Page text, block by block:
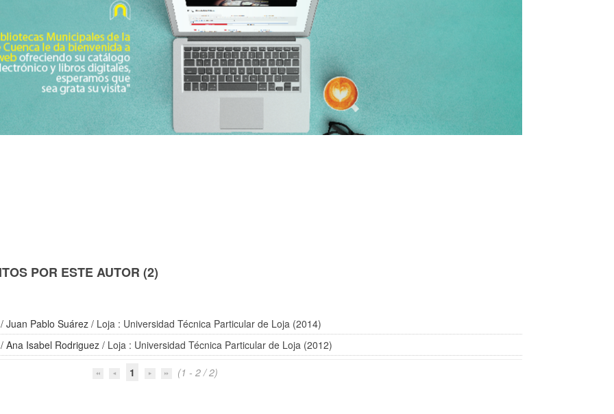
POR ESTE AUTOR (2)
Juan Pablo Suárez / Loja : Universidad Técnica Particular de Loja (2014)
Ana Isabel Rodriguez / Loja : Universidad Técnica Particular de Loja (2012)
1
(1 - 2 / 2)